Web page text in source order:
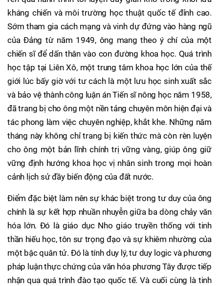
kháng chiến và môi trường học thuật quốc tế đỉnh cao.
Sớm tham gia cách mạng và vinh dự đứng vào hàng ngũ
của Đảng từ năm 1949, ông mang theo ý chí của một
chiến sĩ để dấn thân vào con đường khoa học. Quá trình
học tập tại Liên Xô, một trung tâm khoa học lớn của thế
giới lúc bấy giờ với tư cách là một lưu học sinh xuất sắc
và bảo vệ thành công luận án Tiến sĩ nông học năm 1958,
đã trang bị cho ông một nền tảng chuyên môn hiện đại và
tác phong làm việc chuyên nghiệp, khắt khe. Những năm
tháng này không chỉ trang bị kiến thức mà còn rèn luyện
cho ông một bản lĩnh chính trị vững vàng, giúp ông giữ
vững định hướng khoa học vị nhân sinh trong mọi hoàn
cảnh lịch sử đầy biến động của đất nước.
Điểm đặc biệt làm nên sự khác biệt trong tư duy của ông
chính là sự kết hợp nhuần nhuyễn giữa ba dòng chảy văn
hóa lớn. Đó là giáo dục Nho giáo truyền thống với tinh
thần hiếu học, tôn sư trọng đạo và sự khiêm nhường của
một bậc quân tử. Đó là tính duy lý, tư duy logic và phương
pháp luận thực chứng của văn hóa phương Tây được tiếp
nhận qua quá trình đào tạo quốc tế. Và cuối cùng là tinh